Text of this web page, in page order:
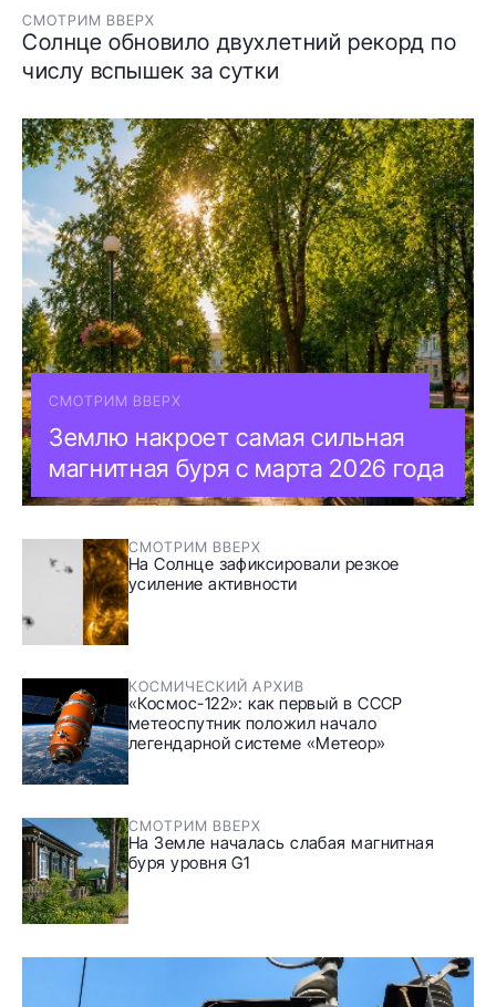
СМОТРИМ ВВЕРХ
Солнце обновило двухлетний рекорд по
числу вспышек за сутки
СМОТРИМ ВВЕРХ
Землю накроет самая сильная
магнитная буря с марта 2026 года
СМОТРИМ ВВЕРХ
На Солнце зафиксировали резкое
усиление активности
КОСМИЧЕСКИЙ АРХИВ
«Космос-122»: как первый в СССР
метеоспутник положил начало
легендарной системе «Метеор»
СМОТРИМ ВВЕРХ
На Земле началась слабая магнитная
буря уровня G1